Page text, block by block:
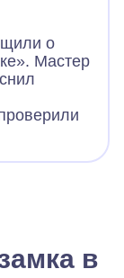
о
Мастер
в